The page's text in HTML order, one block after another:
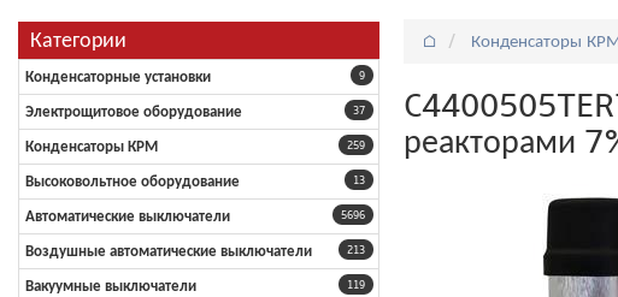
Категории
9
Конденсаторные установки
37
Электрощитовое оборудование
259
Конденсаторы КРМ
13
Высоковольтное оборудование
5696
Автоматические выключатели
213
Воздушные автоматические выключатели
119
Вакуумные выключатели
⌂ Конденсаторы
реакторами